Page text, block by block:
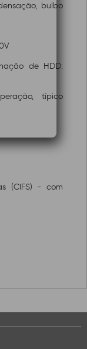
bulbo
de HDD:
típico
(CIFS) - com